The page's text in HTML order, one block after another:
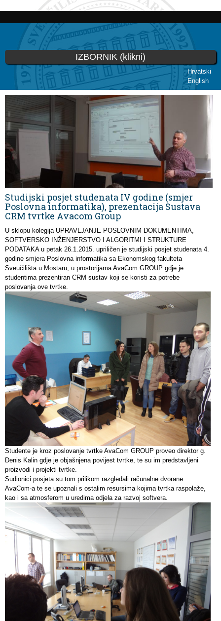
Skoči
glavni
sadržaj
Hrvatski
English
IZBORNIK (klikni)
Vi ste ovdje
Studijski posjet studenata IV godine (smjer
Poslovna informatika), prezentacija Sustava
CRM tvrtke Avacom Group
U sklopu kolegija UPRAVLJANJE POSLOVNIM DOKUMENTIMA,
SOFTVERSKO INŽENJERSTVO I ALGORITMI I STRUKTURE
PODATAKA u petak 26.1.2015. upriličen je studijski posjet studenata 4.
godine smjera Poslovna informatika sa Ekonomskog fakulteta
Sveučilišta u Mostaru, u prostorijama AvaCom GROUP gdje je
studentima prezentiran CRM sustav koji se koristi za potrebe
poslovanja ove tvrtke.
Studente je kroz poslovanje tvrtke AvaCom GROUP proveo direktor g.
Denis Kalin gdje je objašnjena povijest tvrtke, te su im predstavljeni
proizvodi i projekti tvrtke.
Sudionici posjeta su tom prilikom razgledali računalne dvorane
AvaCom-a te se upoznali s ostalim resursima kojima tvrtka raspolaže,
kao i sa atmosferom u uredima odjela za razvoj softvera.